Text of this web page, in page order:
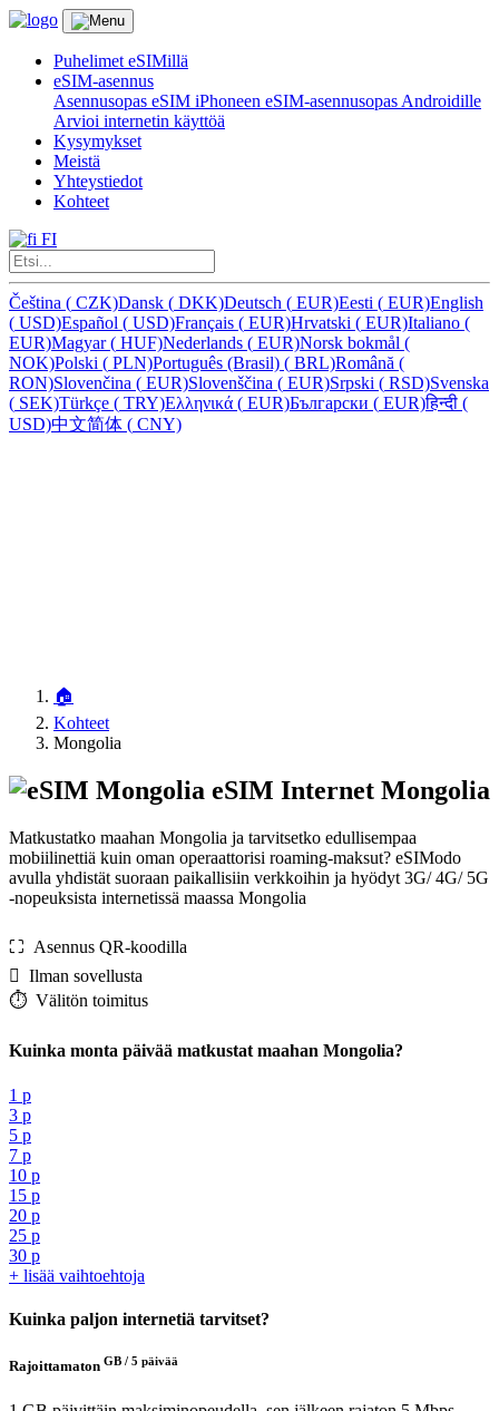
Puhelimet eSIMillä
eSIM-asennus
Asennusopas eSIM iPhoneen eSIM-asennusopas Androidille
Arvioi internetin käyttöä
Kysymykset
Meistä
Yhteystiedot
Kohteet
FI
Čeština ( CZK)Dansk ( DKK)Deutsch ( EUR)Eesti ( EUR)English
( USD)Español ( USD)Français ( EUR)Hrvatski ( EUR)Italiano (
EUR)Magyar( HUF)Nederlands ( EUR)Norsk bokmål (
NOK)Polski ( PLN)Português (Brasil) ( BRL)Română (
RON)Slovenčina ( EUR)Slovenščina ( EUR)Srpski ( RSD)Svenska
( SEK)Türkçe ( TRY)Ελληνικά ( EUR)Български ( EUR)हिन्दी (
USD)中文简体 ( CNY)
🏠
Kohteet
Mongolia
eSIM Internet Mongolia
Matkustatko maahan Mongolia ja tarvitsetko edullisempaa
mobiilinettiä kuin oman operaattorisi roaming-maksut? eSIModo
avulla yhdistät suoraan paikallisiin verkkoihin ja hyödyt 3G/ 4G/ 5G
-nopeuksista internetissä maassa Mongolia
⛶️️ Asennus QR-koodilla
️ Ilman sovellusta
⏱️️ Välitön toimitus
Kuinka monta päivää matkustat maahan Mongolia?
1 p
3 p
5 p
7 p
10 p
15 p
20 p
25 p
30 p
+ lisää vaihtoehtoja
Kuinka paljon internetiä tarvitset?
Rajoittamaton GB / 5 päivää